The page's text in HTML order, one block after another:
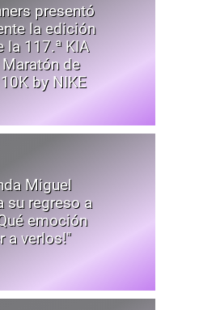
presentó
la edición
la 117.ª KIA
de
by NIKE
Miguel
su regreso a
emoción
a verlos!"